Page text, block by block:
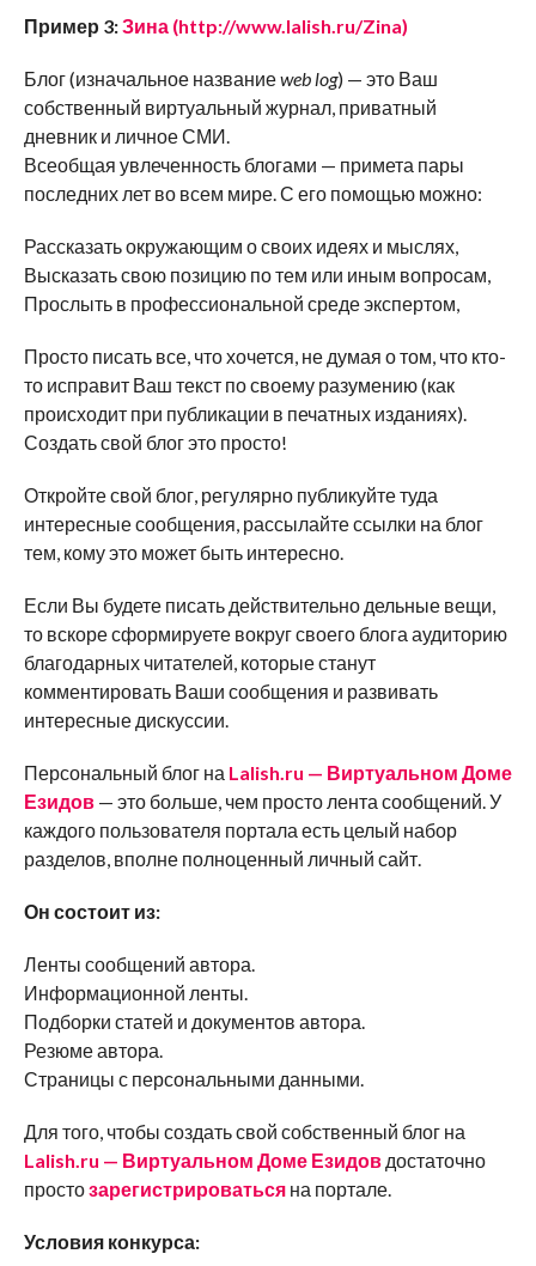
Пример 3:Зина (http://www.lalish.ru/Zina)
Блог (изначальное названиеweb log) — это Ваш
собственный виртуальный журнал, приватный
дневник и личное СМИ.
Всеобщая увлеченность блогами — примета пары
последних лет во всем мире. С его помощью можно:
Рассказать окружающим о своих идеях и мыслях,
Высказать свою позицию по тем или иным вопросам,
Прослыть в профессиональной среде экспертом,
Просто писать все, что хочется, не думая о том, что кто-
то исправит Ваш текст по своему разумению (как
происходит при публикации в печатных изданиях).
Создать свой блог это просто!
Откройте свой блог, регулярно публикуйте туда
интересные сообщения, рассылайте ссылки на блог
тем, кому это может быть интересно.
Если Вы будете писать действительно дельные вещи,
то вскоре сформируете вокруг своего блога аудиторию
благодарных читателей, которые станут
комментировать Ваши сообщения и развивать
интересные дискуссии.
Персональный блог на Lalish.ru — Виртуальном Доме
Езидов— это больше, чем просто лента сообщений. У
каждого пользователя портала есть целый набор
разделов, вполне полноценный личный сайт.
Он состоит из:
Ленты сообщений автора.
Информационной ленты.
Подборки статей и документов автора.
Резюме автора.
Страницы с персональными данными.
Для того, чтобы создать свой собственный блог на
Lalish.ru — Виртуальном Доме Езидовдостаточно
простозарегистрироватьсяна портале.
Условия конкурса: